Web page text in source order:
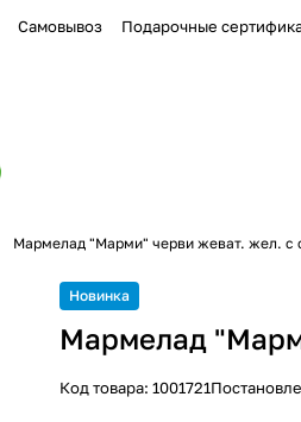
Самовывоз Подарочные
Мармелад "Марми" черви жеват. жел. с
Новинка
Мармелад
Код товара:1001721